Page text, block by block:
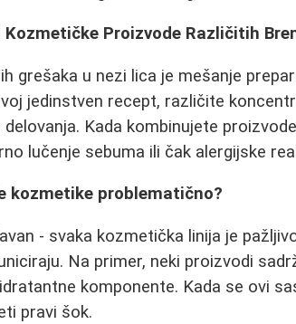
Proizvode Različitih
grešaka u nezi lica je mešanje
jedinstven recept, različite
Kada kombinujete
lučenje sebuma ili čak alergijske
kozmetike problematično?
- svaka kozmetička linija je
Na primer, neki proizvodi
komponente. Kada se ovi
pravi šok.